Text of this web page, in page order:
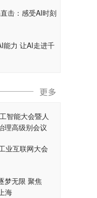
击：感受AI时刻
能力 让AI走进千
智能大会暨人
理高级别会议
业互联网大会
梦无限 聚焦
海